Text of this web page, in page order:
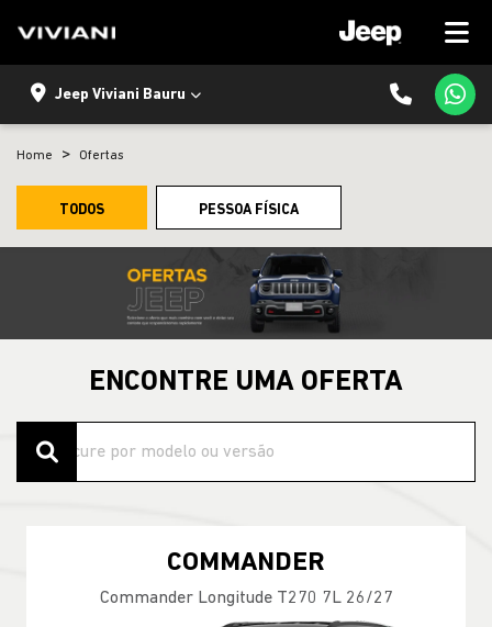
Jeep Viviani Bauru
Home Ofertas
TODOS PESSOA FÍSICA
ENCONTRE UMA OFERTA
COMMANDER
Commander Longitude T270 7L 26/27